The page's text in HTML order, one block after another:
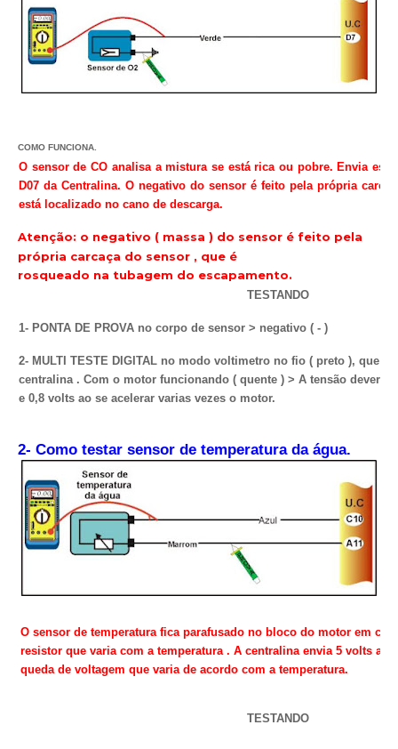
COMO FUNCIONA.
O sensor de CO analisa a mistura se está rica ou pobre. Envia
D07 da Centralina. O negativo do sensor é feito pela própria
está localizado no cano de descarga.
Atenção: o negativo ( massa ) do sensor é feito pela
própria carcaça do sensor , que é
rosqueado na tubagem do escapamento.
TESTANDO
1- PONTA DE PROVA no corpo de sensor > negativo ( - )
2- MULTI TESTE DIGITAL no modo voltimetro no fio ( preto ), que
centralina . Com o motor funcionando ( quente ) > A tensão devera
e 0,8 volts ao se acelerar varias vezes o motor.
2- Como testar sensor de temperatura da água.
O sensor de temperatura fica parafusado no bloco do motor em
resistor que varia com a temperatura . A centralina envia 5 volts a
queda de voltagem que varia de acordo com a temperatura.
TESTANDO